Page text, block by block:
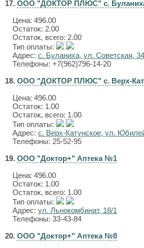
17. ООО "ДОКТОР ПЛЮС" с.
Цена: 496.00
Остаток: 2.00
Остаток, всего: 2.00
Тип оплаты:
Адрес: с. Буланиха, ул. Советская, 34
Телефоны: +7(962)796-14-20
18. ООО "ДОКТОР ПЛЮС" с. Верх-
Цена: 496.00
Остаток: 1.00
Остаток, всего: 1.00
Тип оплаты:
Адрес: с. Верх-Катунское, ул.
Телефоны: 25-52-95
19. ООО "Доктор+" Аптека №1
Цена: 496.00
Остаток: 1.00
Остаток, всего: 1.00
Тип оплаты:
Адрес: ул. Льнокомбинат, 18/1
Телефоны: 33-43-84
20. ООО "Доктор+" Аптека №8